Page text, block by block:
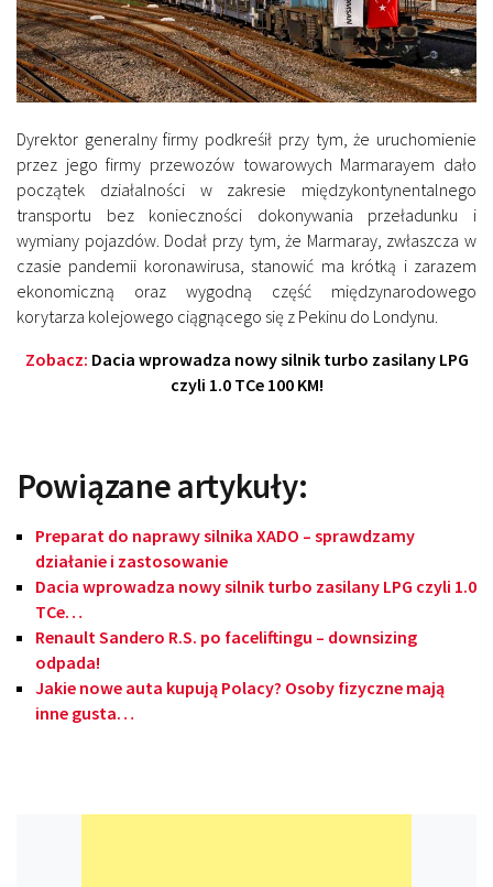
Dyrektor generalny firmy podkreśił przy tym, że uruchomienie
przez jego firmy przewozów towarowych Marmarayem dało
początek działalności w zakresie międzykontynentalnego
transportu bez konieczności dokonywania przeładunku i
wymiany pojazdów. Dodał przy tym, że Marmaray, zwłaszcza w
czasie pandemii koronawirusa, stanowić ma krótką i zarazem
ekonomiczną oraz wygodną część międzynarodowego
korytarza kolejowego ciągnącego się z Pekinu do Londynu.
Zobacz: Dacia wprowadza nowy silnik turbo zasilany LPG
czyli 1.0 TCe 100 KM!
Powiązane artykuły:
Preparat do naprawy silnika XADO – sprawdzamy
działanie i zastosowanie
Dacia wprowadza nowy silnik turbo zasilany LPG czyli 1.0
TCe…
Renault Sandero R.S. po faceliftingu – downsizing
odpada!
Jakie nowe auta kupują Polacy? Osoby fizyczne mają
inne gusta…